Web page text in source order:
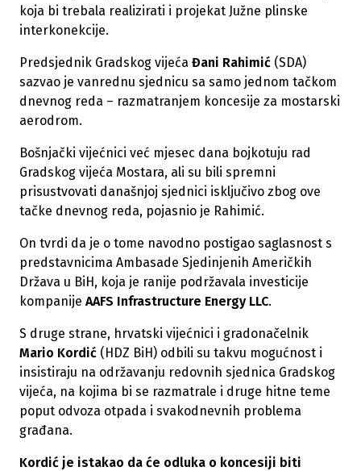
koja bi trebala realizirati i projekat Južne plinske
interkonekcije.
Predsjednik Gradskog vijeća Đani Rahimić (SDA)
sazvao je vanrednu sjednicu sa samo jednom tačkom
dnevnog reda – razmatranjem koncesije za mostarski
aerodrom.
Bošnjački vijećnici već mjesec dana bojkotuju rad
Gradskog vijeća Mostara, ali su bili spremni
prisustvovati današnjoj sjednici isključivo zbog ove
tačke dnevnog reda, pojasnio je Rahimić.
On tvrdi da je o tome navodno postigao saglasnost s
predstavnicima Ambasade Sjedinjenih Američkih
Država u BiH, koja je ranije podržavala investicije
kompanije AAFS Infrastructure Energy LLC.
S druge strane, hrvatski vijećnici i gradonačelnik
Mario Kordić (HDZ BiH) odbili su takvu mogućnost i
insistiraju na održavanju redovnih sjednica Gradskog
vijeća, na kojima bi se razmatrale i druge hitne teme
poput odvoza otpada i svakodnevnih problema
građana.
Kordić je istakao da će odluka o koncesiji biti